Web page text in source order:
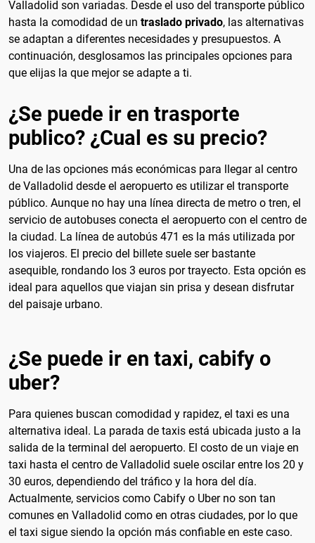
Valladolid son variadas. Desde el uso del transporte público
hasta la comodidad de un traslado privado, las alternativas
se adaptan a diferentes necesidades y presupuestos. A
continuación, desglosamos las principales opciones para
que elijas la que mejor se adapte a ti.
¿Se puede ir en trasporte
publico? ¿Cual es su precio?
Una de las opciones más económicas para llegar al centro
de Valladolid desde el aeropuerto es utilizar el transporte
público. Aunque no hay una línea directa de metro o tren, el
servicio de autobuses conecta el aeropuerto con el centro de
la ciudad. La línea de autobús 471 es la más utilizada por
los viajeros. El precio del billete suele ser bastante
asequible, rondando los 3 euros por trayecto. Esta opción es
ideal para aquellos que viajan sin prisa y desean disfrutar
del paisaje urbano.
¿Se puede ir en taxi, cabify o
uber?
Para quienes buscan comodidad y rapidez, el taxi es una
alternativa ideal. La parada de taxis está ubicada justo a la
salida de la terminal del aeropuerto. El costo de un viaje en
taxi hasta el centro de Valladolid suele oscilar entre los 20 y
30 euros, dependiendo del tráfico y la hora del día.
Actualmente, servicios como Cabify o Uber no son tan
comunes en Valladolid como en otras ciudades, por lo que
el taxi sigue siendo la opción más confiable en este caso.